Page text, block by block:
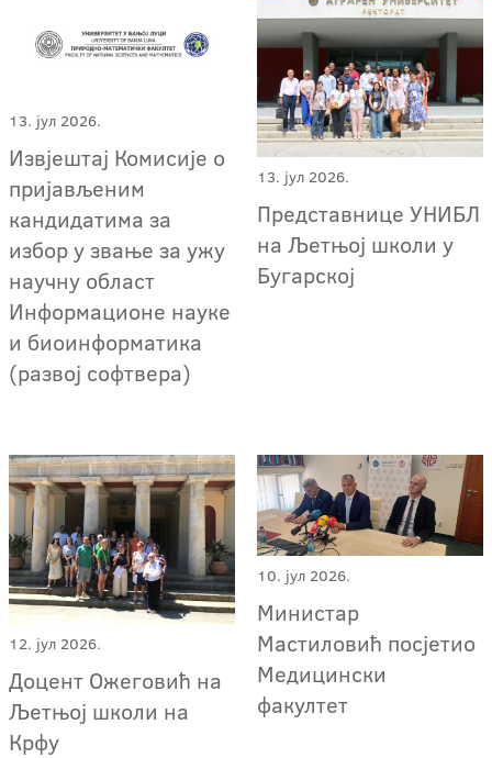
13. јул 2026.
Извјештај Комисије о
пријављеним
кандидатима за
избор у звање за ужу
научну област
Информационе науке
и биоинформатика
(развој софтвера)
13. јул 2026.
Представнице УНИБЛ
на Љетњој школи у
Бугарској
12. јул 2026.
Доцент Ожеговић на
Љетњој школи на
Крфу
10. јул 2026.
Министар
Мастиловић посјетио
Медицински
факултет